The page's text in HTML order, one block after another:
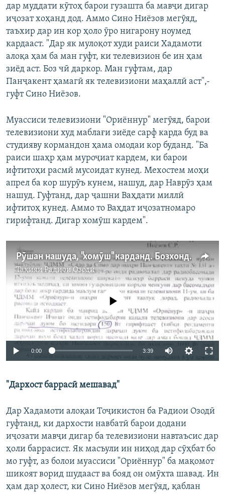
дар муддати кӯтоҳ барои гузашта ба мавҷи дигар
иҷозат хоҳанд дод. Аммо Сино Ниёзов мегӯяд,
таъхир дар ин кор ҳоло ӯро нигарону ноумед
кардааст. "Дар як мулоқот худи раиси Хадамоти
алоқа ҳам ба ман гуфт, ки телевизион бе ин ҳам
зиёд аст. Боз чӣ даркор. Ман гуфтам, дар
Панҷакент ҳамагӣ як телевизиони маҳаллӣ аст",-
гуфт Сино Ниёзов.
Муассиси телевизиони "Ориённур" мегӯяд, барои
телевизиони худ маблағи зиёде сарф карда буд ва
студияву кормандон ҳама омодаи кор буданд. "Ба
раиси шаҳр ҳам муроҷиат кардем, ки барои
ифтитоҳи расмӣ мусоидат кунед. Мехостем моҳи
апрел ба кор шурӯъ кунем, нашуд, дар Наврӯз ҳам
нашуд. Гуфтанд, дар ҷашни Ваҳдати миллӣ
ифтитоҳ кунед. Аммо то Ваҳдат иҷозатномаро
гирифтанд. Дигар хомӯш кардем".
Рӯшан нашуда, "хомӯш" карданд. Бозхонди муҷаввизи телевизиони мустақил
ТаҳияиРадиои Озодӣ
Феълан кор намекунад
0:00 3:39
"Дархост баррасӣ мешавад"
Дар Хадамоти алоқаи Тоҷикистон ба Радиои Озодӣ
гуфтанд, ки дархости навбатӣ барои додани
иҷозати мавҷи дигар ба телевизиони навтаъсис дар
ҳоли баррасист. Як масъули ин ниҳод дар сӯҳбат бо
мо гуфт, аз болои муассиси "Ориённур" ба мақомот
шикоят ворид шудааст ва бояд он омӯхта шавад. Ин
ҳам дар ҳолест, ки Сино Ниёзов мегӯяд, қаблан